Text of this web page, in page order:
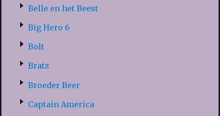
Belle en het Beest
Big Hero 6
Bolt
Bratz
Broeder Beer
Captain America